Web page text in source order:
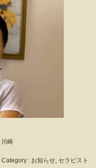
川崎
| Category : お知らせ, セラピスト